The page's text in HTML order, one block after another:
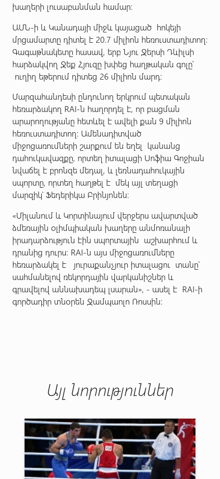
խաղերի լուսաբանման համար։
ԱՄՆ-ի և Կանադայի միջև կայացած հոկեյի
մրցամարտը դիտել է 20.7 միլիոն հեռուստադիտող:
Գագաթնակետը հասավ, երբ Նյու Ջերսի Դևիլսի
հարձակվող Ջեք Հյուզը խփեց հաղթական գոլը՝
ուղիղ եթերում դիտեց 26 միլիոն մարդ:
Մարզահանդեսի ընդունող երկրում պետական
հեռարձակող RAI-ն հաղորդել է, որ բացման
արարողությանը հետևել է ավելի քան 9 միլիոն
հեռուստադիտող: Ամենադիտված
միջոցառումների շարքում են եղել կանանց
դահուկավազքը, որտեղ իտալացի Սոֆիա Գոջիան
նվաճել է բրոնզե մեդալ, և լեռնադահուկային
սպորտը, որտեղ հաղթել է մեկ այլ տեղացի
մարզիկ՝ Ֆեդերիկա Բրինյոնեն։
«Միլանում և Կորտինայում վերջերս ավարտված
ձմեռային օլիմպիական խաղերը անմոռանալի
իրադարձություն էին սպորտային աշխարհում և
դրանից դուրս։ RAI-ն այս միջոցառումները
հեռարձակել է յուրաքանչյուր իտալացու տանը՝
սահմանելով ռեկորդային վարկանիշներ և
գրավելով աննախադեպ լսարան», - ասել է RAI-ի
գործադիր տնօրեն Ջամպաոլո Ռոսսին։
Այլ նորություններ